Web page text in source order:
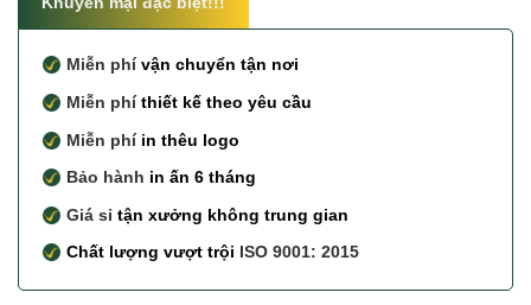
Miễn phívận chuyển tận nơi
Miễn phíthiết kế theo yêu cầu
Miễn phíin thêu logo
Bảo hành in ấn 6 tháng
Giá sỉtận xưởng không trung gian
Chất lượng vượt trội ISO 9001: 2015